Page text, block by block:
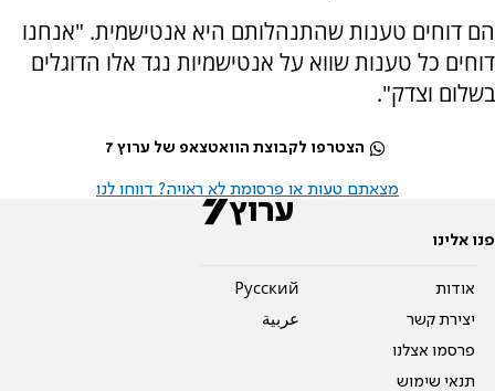
הם דוחים טענות שהתנהלותם היא אנטישמית. "אנחנו
דוחים כל טענות שווא על אנטישמיות נגד אלו הדוגלים
בשלום וצדק".
הצטרפו לקבוצת הוואטצאפ של ערוץ 7
מצאתם טעות או פרסומת לא ראויה? דווחו לנו
פנו אלינו
אודות
יצירת קשר
פרסמו אצלנו
תנאי שימוש
Pусский
عربية